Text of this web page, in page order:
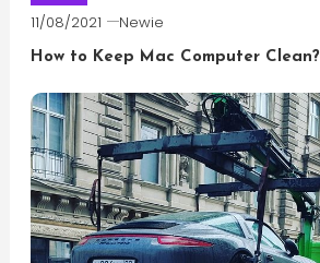
11/08/2021 Newie
How to Keep Mac Computer Clean?